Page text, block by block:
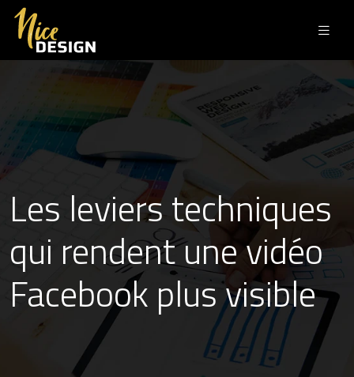
Les leviers techniques
qui rendent une vidéo
Facebook plus visible